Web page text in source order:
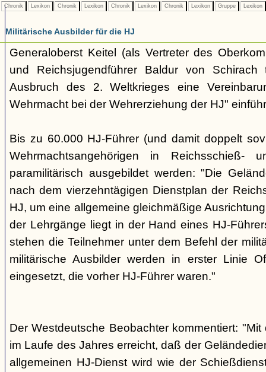
Chronik Lexikon Chronik Lexikon Chronik Lexikon Chronik Lexikon Gruppe Lexikon
Militärische Ausbilder für die HJ
Generaloberst Keitel (als Vertreter des
und Reichsjugendführer Baldur von
Ausbruch des 2. Weltkrieges eine
Wehrmacht bei der Wehrerziehung der HJ"
Bis zu 60.000 HJ-Führer (und damit doppelt
Wehrmachtsangehörigen in Reichsschieß-
paramilitärisch ausgebildet werden: "Die
nach dem vierzehntägigen Dienstplan der
HJ, um eine allgemeine gleichmäßige
der Lehrgänge liegt in der Hand eines HJ-
stehen die Teilnehmer unter dem Befehl der
militärische Ausbilder werden in erster Linie
eingesetzt, die vorher HJ-Führer waren."
Der Westdeutsche Beobachter kommentiert:
im Laufe des Jahres erreicht, daß der
allgemeinen HJ-Dienst wird wie der